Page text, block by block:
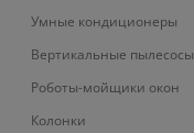
Умные кондиционеры
Вертикальные пылесосы
Роботы-мойщики окон
Колонки